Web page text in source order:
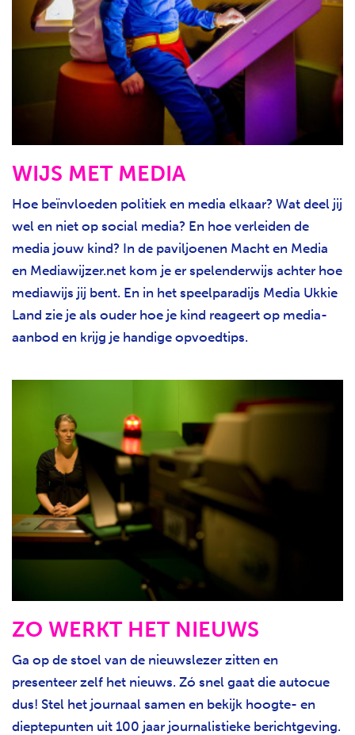
WIJS MET MEDIA
Hoe beïnvloeden politiek en media elkaar? Wat deel jij
wel en niet op social media? En hoe verleiden de
media jouw kind? In de paviljoenen Macht en Media
en Mediawijzer.net kom je er spelenderwijs achter hoe
mediawijs jij bent. En in het speelparadijs Media Ukkie
Land zie je als ouder hoe je kind reageert op media-
aanbod en krijg je handige opvoedtips.
ZO WERKT HET NIEUWS
Ga op de stoel van de nieuwslezer zitten en
presenteer zelf het nieuws. Zó snel gaat die autocue
dus! Stel het journaal samen en bekijk hoogte- en
dieptepunten uit 100 jaar journalistieke berichtgeving.